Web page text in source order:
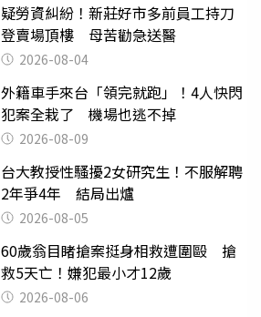
疑勞資糾紛！新莊好市多前員工持刀
登賣場頂樓 母苦勸急送醫
2026-08-04
外籍車手來台「領完就跑」！4人快閃
犯案全栽了 機場也逃不掉
2026-08-09
台大教授性騷擾2女研究生！不服解聘
2年爭4年 結局出爐
2026-08-05
60歲翁目睹搶案挺身相救遭圍毆 搶
救5天亡！嫌犯最小才12歲
2026-08-06